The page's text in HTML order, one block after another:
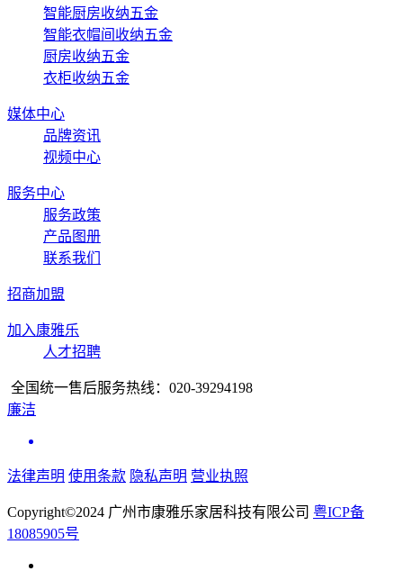
智能厨房收纳五金
智能衣帽间收纳五金
厨房收纳五金
衣柜收纳五金
媒体中心
品牌资讯
视频中心
服务中心
服务政策
产品图册
联系我们
招商加盟
加入康雅乐
人才招聘
全国统一售后服务热线： 020-39294198
廉洁
法律声明 使用条款 隐私声明 营业执照
Copyright©2024 广州市康雅乐家居科技有限公司 粤ICP备
18085905号